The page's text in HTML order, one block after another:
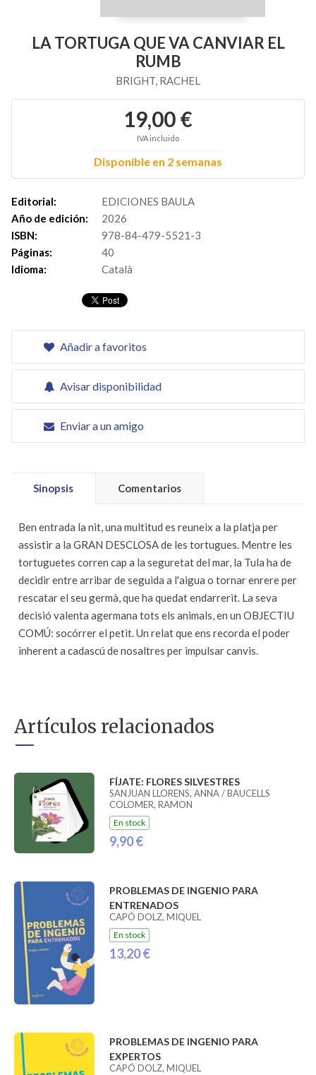
LA TORTUGA QUE VA CANVIAR EL
RUMB
BRIGHT, RACHEL
19,00 €
IVA incluido
Disponible en 2 semanas
Editorial:
EDICIONES BAULA
Año de edición:
2026
ISBN:
978-84-479-5521-3
Páginas:
40
Idioma:
Català
Añadir a favoritos
Avisar disponibilidad
Enviar a un amigo
Sinopsis Comentarios
Ben entrada la nit, una multitud es reuneix a la platja per
assistir a la GRAN DESCLOSA de les tortugues. Mentre les
tortuguetes corren cap a la seguretat del mar, la Tula ha de
decidir entre arribar de seguida a l'aigua o tornar enrere per
rescatar el seu germà, que ha quedat endarrerit. La seva
decisió valenta agermana tots els animals, en un OBJECTIU
COMÚ: socórrer el petit. Un relat que ens recorda el poder
inherent a cadascú de nosaltres per impulsar canvis.
Artículos relacionados
FÍJATE: FLORES SILVESTRES
SANJUAN LLORENS, ANNA / BAUCELLS
COLOMER, RAMON
En stock
9,90 €
PROBLEMAS DE INGENIO PARA
ENTRENADOS
CAPÓ DOLZ, MIQUEL
En stock
13,20 €
PROBLEMAS DE INGENIO PARA
EXPERTOS
CAPÓ DOLZ, MIQUEL